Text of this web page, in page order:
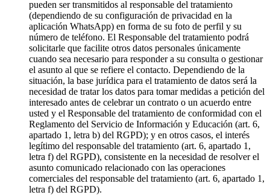
pueden ser transmitidos al responsable del tratamiento
(dependiendo de su configuración de privacidad en la
aplicación WhatsApp) en forma de su foto de perfil y su
número de teléfono. El Responsable del tratamiento podrá
solicitarle que facilite otros datos personales únicamente
cuando sea necesario para responder a su consulta o gestionar
el asunto al que se refiere el contacto. Dependiendo de la
situación, la base jurídica para el tratamiento de datos será la
necesidad de tratar los datos para tomar medidas a petición del
interesado antes de celebrar un contrato o un acuerdo entre
usted y el Responsable del tratamiento de conformidad con el
Reglamento del Servicio de Información y Educación (art. 6,
apartado 1, letra b) del RGPD); y en otros casos, el interés
legítimo del responsable del tratamiento (art. 6, apartado 1,
letra f) del RGPD), consistente en la necesidad de resolver el
asunto comunicado relacionado con las operaciones
comerciales del responsable del tratamiento (art. 6, apartado 1,
letra f) del RGPD).